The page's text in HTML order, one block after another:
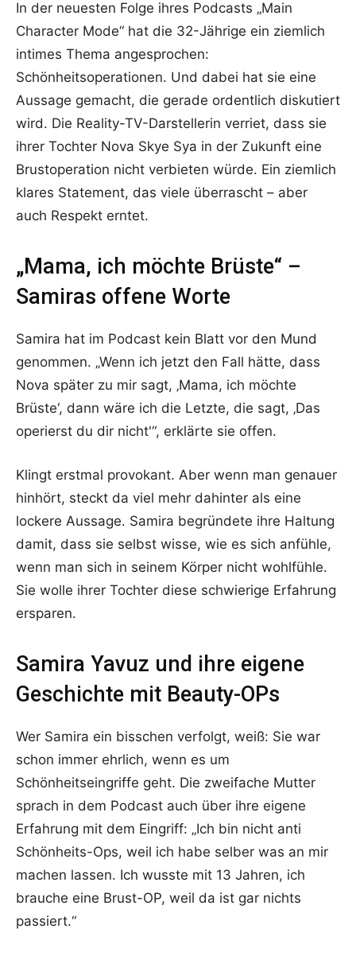
In der neuesten Folge ihres Podcasts „Main
Character Mode“ hat die 32-Jährige ein ziemlich
intimes Thema angesprochen:
Schönheitsoperationen. Und dabei hat sie eine
Aussage gemacht, die gerade ordentlich diskutiert
wird. Die Reality-TV-Darstellerin verriet, dass sie
ihrer Tochter Nova Skye Sya in der Zukunft eine
Brustoperation nicht verbieten würde. Ein ziemlich
klares Statement, das viele überrascht – aber
auch Respekt erntet.
„Mama, ich möchte Brüste“ –
Samiras offene Worte
Samira hat im Podcast kein Blatt vor den Mund
genommen. „Wenn ich jetzt den Fall hätte, dass
Nova später zu mir sagt, ‚Mama, ich möchte
Brüste‘, dann wäre ich die Letzte, die sagt, ‚Das
operierst du dir nicht'“, erklärte sie offen.
Klingt erstmal provokant. Aber wenn man genauer
hinhört, steckt da viel mehr dahinter als eine
lockere Aussage. Samira begründete ihre Haltung
damit, dass sie selbst wisse, wie es sich anfühle,
wenn man sich in seinem Körper nicht wohlfühle.
Sie wolle ihrer Tochter diese schwierige Erfahrung
ersparen.
Samira Yavuz und ihre eigene
Geschichte mit Beauty-OPs
Wer Samira ein bisschen verfolgt, weiß: Sie war
schon immer ehrlich, wenn es um
Schönheitseingriffe geht. Die zweifache Mutter
sprach in dem Podcast auch über ihre eigene
Erfahrung mit dem Eingriff: „Ich bin nicht anti
Schönheits-Ops, weil ich habe selber was an mir
machen lassen. Ich wusste mit 13 Jahren, ich
brauche eine Brust-OP, weil da ist gar nichts
passiert.“